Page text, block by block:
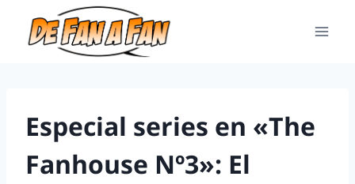
Especial series en «The
Fanhouse Nº3»: El